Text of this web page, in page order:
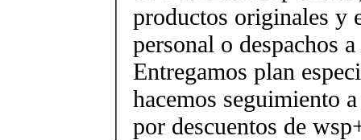
productos originales y
personal o despachos
Entregamos plan
hacemos seguimiento
por descuentos de